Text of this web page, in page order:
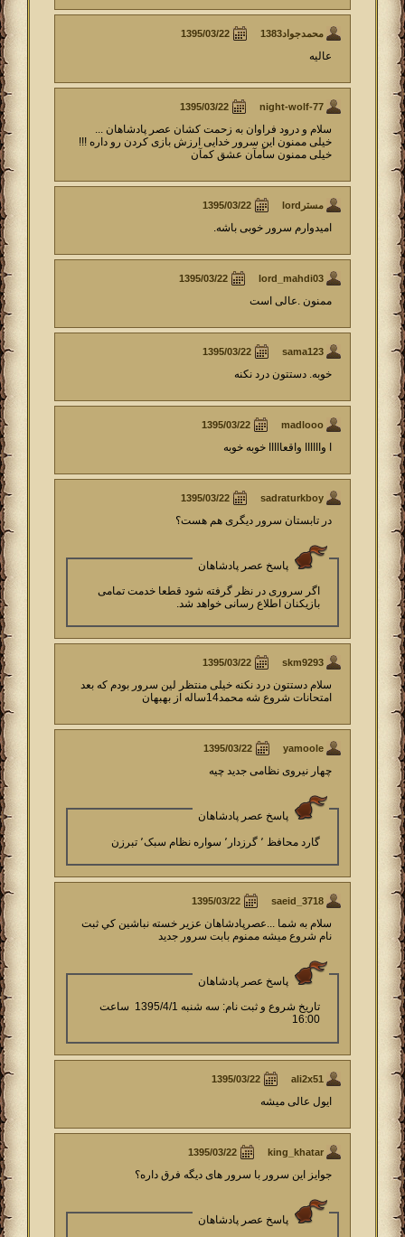
محمدجواد1383
عالیه
night-wolf-77
سلام و درود فراوان به زحمت کشان عصر پادشاهان ...
خیلی ممنون این سرور خدایی ارزش بازی کردن رو داره !!!
خیلی ممنون سآمآن عشق کمآن
مسترlord
امیدوارم سرور خوبی باشه.
lord_mahdi03
ممنون .عالی است
sama123
خوبه. دستتون درد نكنه
madlooo
ا واااااا واقعااااا خوبه خوبه
sadraturkboy
در تابستان سرور دیگری هم هست؟
پاسخ عصر پادشاهان
اگر سروری در نظر گرفته شود قطعا خدمت تمامی
بازیکنان اطلاع رسانی خواهد شد.
skm9293
سلام دستتون درد نکنه خیلی منتظر لین سرور بودم که بعد
امتحانات شروع شه محمد14ساله از بهبهان
yamoole
چهار نیروی نظامی جدید چیه
پاسخ عصر پادشاهان
گارد محافظ ٬ گرزدار٬ سواره نظام سبک٬ تبرزن
saeid_3718
سلام به شما ...عصرپادشاهان عزير خسته نباشين كي ثبت
نام شروع ميشه ممنوم بابت سرور جديد
پاسخ عصر پادشاهان
تاریخ شروع و ثبت نام: سه شنبه 1395/4/1 ساعت
16:00
ali2x51
ایول عالی میشه
king_khatar
جوایز این سرور با سرور های دیگه فرق داره؟
پاسخ عصر پادشاهان